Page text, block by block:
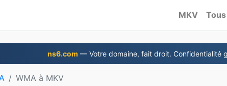
MKV
ns6.com — Votre domaine, fait droit. Confidentialité
WMA à MKV